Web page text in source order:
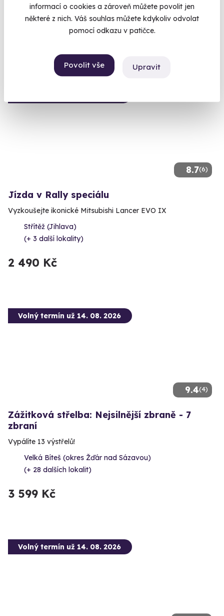
informací o cookies a zároveň můžete povolit jen
některé z nich. Váš souhlas můžete kdykoliv odvolat
pomocí odkazu v patičce.
Povolit vše Upravit
Kaliště (okres Jihlava)
(+ 1 další lokalita)
8.7(6)
Jízda v Rally speciálu
Vyzkoušejte ikonické Mitsubishi Lancer EVO IX
Střítěž (Jihlava)
(+ 3 další lokality)
2 490 Kč
9.4(4)
Volný termín už 14. 08. 2026
Zážitková střelba: Nejsilnější zbraně - 7
zbraní
Vypálíte 13 výstřelů!
Velká Bíteš (okres Žďár nad Sázavou)
(+ 28 dalších lokalit)
3 599 Kč
Volný termín už 14. 08. 2026